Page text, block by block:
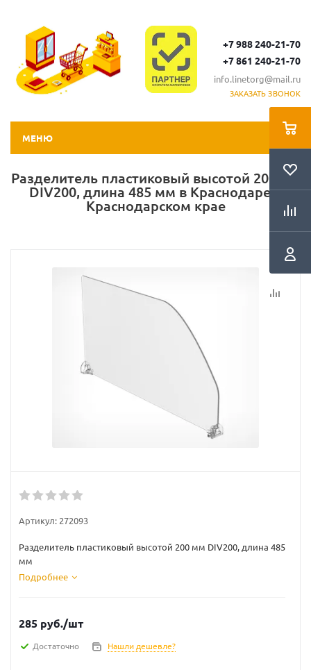
+7 988 240-21-70
+7 861 240-21-70
info.linetorg@mail.ru
ЗАКАЗАТЬ ЗВОНОК
МЕНЮ
Разделитель пластиковый высотой 200 мм
DIV200, длина 485 мм в Краснодаре и
Краснодарском крае
Артикул: 272093
Разделитель пластиковый высотой 200 мм DIV200, длина 485
мм
Подробнее
285 руб./шт
Достаточно Нашли дешевле?